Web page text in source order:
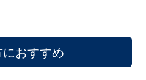
おすすめ